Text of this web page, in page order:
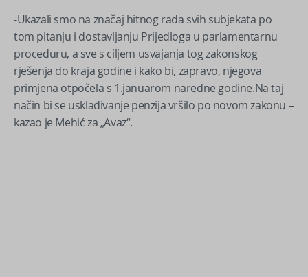
-Ukazali smo na značaj hitnog rada svih subjekata po
tom pitanju i dostavljanju Prijedloga u parlamentarnu
proceduru, a sve s ciljem usvajanja tog zakonskog
rješenja do kraja godine i kako bi, zapravo, njegova
primjena otpočela s 1.januarom naredne godine.Na taj
način bi se usklađivanje penzija vršilo po novom zakonu –
kazao je Mehić za „Avaz“.